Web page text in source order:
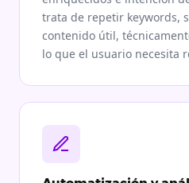
trata de repetir keywords,
contenido útil,
lo que el usuario necesita